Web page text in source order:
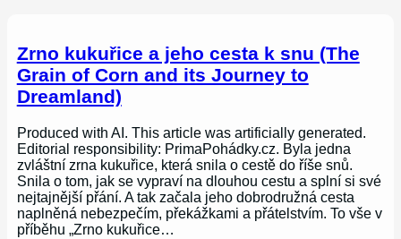
Zrno kukuřice a jeho cesta k snu (The
Grain of Corn and its Journey to
Dreamland)
Produced with AI. This article was artificially generated.
Editorial responsibility: PrimaPohádky.cz. Byla jedna
zvláštní zrna kukuřice, která snila o cestě do říše snů.
Snila o tom, jak se vypraví na dlouhou cestu a splní si své
nejtajnější přání. A tak začala jeho dobrodružná cesta
naplněná nebezpečím, překážkami a přátelstvím. To vše v
příběhu „Zrno kukuřice…